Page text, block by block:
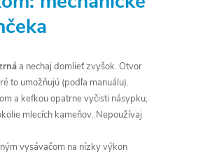
a nechaj domlieť zvyšok. Otvor
to umožňujú (podľa manuálu).
a kefkou opatrne vyčisti násypku,
mlecích kameňov. Nepoužívaj
vysávačom na nízky výkon